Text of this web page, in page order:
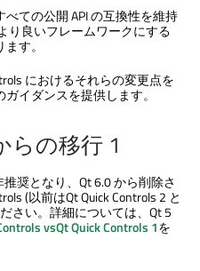
ての公開 API の互換性を維持
り良いフレームワークにする
す。
におけるそれらの変更点を
イダンスを提供します。
らの移行 1
推奨となり、Qt 6.0 から削除さ
(以前はQt Quick Controls 2 と
さい。詳細については、Qt 5
vsQt Quick Controls 1を